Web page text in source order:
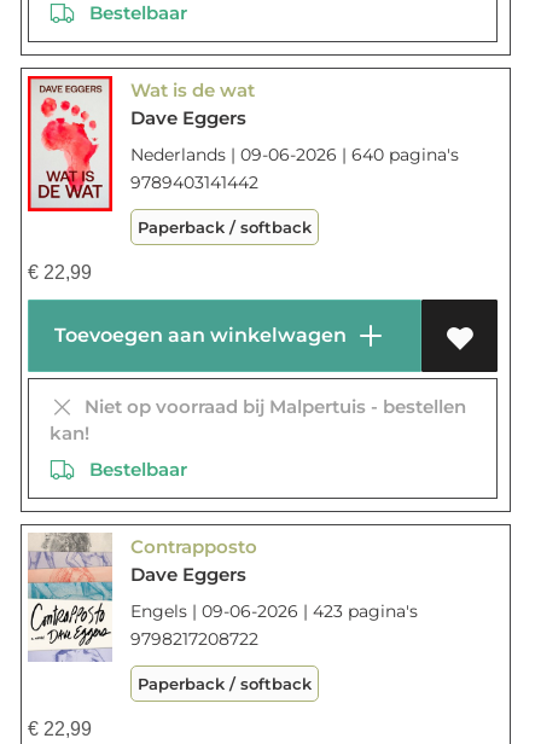
Bestelbaar
Wat is de wat
Dave Eggers
Nederlands | 09-06-2026 | 640 pagina's
9789403141442
Paperback / softback
€22,99
Toevoegen aan winkelwagen
Niet op voorraad bij Malpertuis - bestellen
kan!
Bestelbaar
Contrapposto
Dave Eggers
Engels | 09-06-2026 | 423 pagina's
9798217208722
Paperback / softback
€22,99